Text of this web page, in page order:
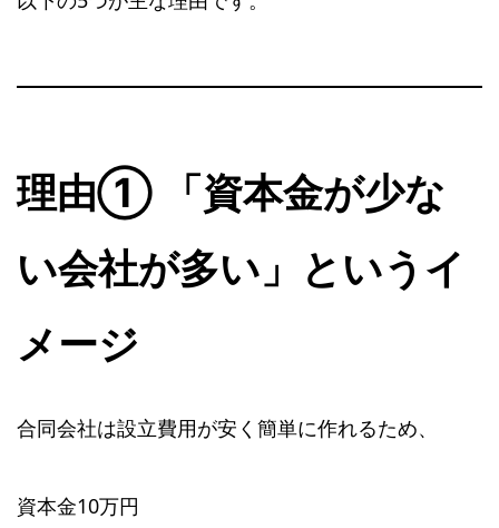
理由① 「資本金が少な
い会社が多い」というイ
メージ
合同会社は設立費用が安く簡単に作れるため、
資本金10万円